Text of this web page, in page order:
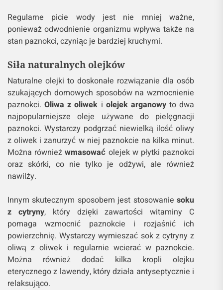
Regularne picie wody jest nie mniej ważne,
ponieważ odwodnienie organizmu wpływa także na
stan paznokci, czyniąc je bardziej kruchymi.
Siła naturalnych olejków
Naturalne olejki to doskonałe rozwiązanie dla osób
szukających domowych sposobów na wzmocnienie
paznokci.Oliwa z oliwek i olejek arganowyto dwa
najpopularniejsze oleje używane do pielęgnacji
paznokci. Wystarczy podgrzać niewielką ilość oliwy
z oliwek i zanurzyć w niej paznokcie na kilka minut.
Można równieżwmasować olejek w płytki paznokci
oraz skórki, co nie tylko je odżywi, ale również
nawilży.
Innym skutecznym sposobem jest stosowaniesoku
z cytryny, który dzięki zawartości witaminy C
pomaga wzmocnić paznokcie i rozjaśnić ich
powierzchnię. Wystarczy wymieszać sok z cytryny z
oliwą z oliwek i regularnie wcierać w paznokcie.
Można również dodać kilka kropli olejku
eterycznego z lawendy, który działa antyseptycznie i
relaksująco.